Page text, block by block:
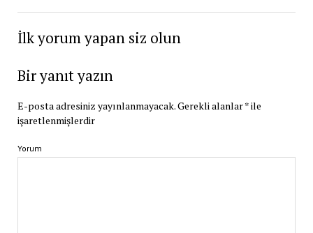
İlk yorum yapan siz olun
Bir yanıt yazın
E-posta adresiniz yayınlanmayacak.Gerekli alanlar*ile
işaretlenmişlerdir
Yorum